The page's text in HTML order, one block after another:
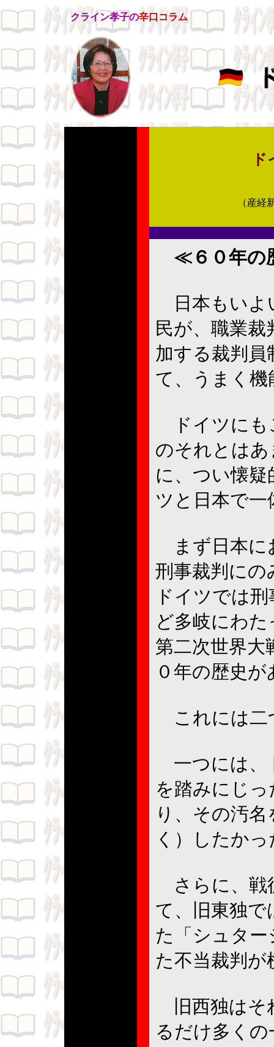
クライン孝子の辛口コラム
ド
（産経
≪６０年の
日本もいよ
民が、職業
加する裁判
て、うまく
ドイツにも
のそれとは
に、つい懐
ツと日本で
まず日本に
刑事裁判にの
ドイツでは
ど多岐にわ
第二次世界大
０年の歴史が
これには二
一つには、
を踏みにじ
り、その汚
く）したか
さらに、戦
て、旧東独で
た「シュター
た不当裁判が
旧西独はそ
るだけ多く